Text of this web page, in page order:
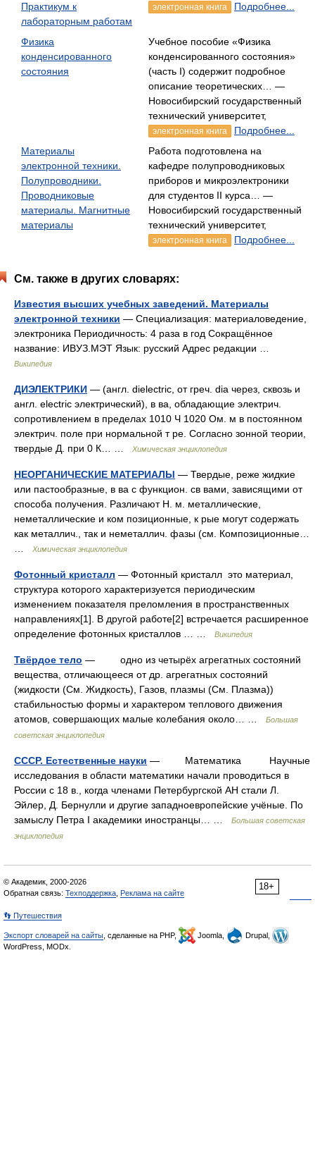
Практикум к
лабораторным работам
электронная книга Подробнее...
Физика
конденсированного
состояния
Учебное пособие «Физика
конденсированного состояния»
(часть I) содержит подробное
описание теоретических… —
Новосибирский государственный
технический университет,
электронная книга
Подробнее...
Материалы
электронной техники.
Полупроводники.
Проводниковые
материалы. Магнитные
материалы
Работа подготовлена на
кафедре полупроводниковых
приборов и микроэлектроники
для студентов II курса… —
Новосибирский государственный
технический университет,
электронная книга Подробнее...
См. также в других словарях:
Известия высших учебных заведений. Материалы
электронной техники — Специализация: материаловедение,
электроника Периодичность: 4 раза в год Сокращённое
название: ИВУЗ.МЭТ Язык: русский Адрес редакции …
Википедия
ДИЭЛЕКТРИКИ — (англ. dielectric, от греч. dia через, сквозь и
англ. electric электрический), в ва, обладающие электрич.
сопротивлением в пределах 1010 Ч 1020 Ом. м в постоянном
электрич. поле при нормальной т ре. Согласно зонной теории,
твердые Д. при 0 К… …
Химическая энциклопедия
НЕОРГАНИЧЕСКИЕ МАТЕРИАЛЫ — Твердые, реже жидкие
или пастообразные, в ва с функцион. св вами, зависящими от
способа получения. Различают Н. м. металлические,
неметаллические и ком позиционные, к рые могут содержать
как металлич., так и неметаллич. фазы (см. Композиционные…
Химическая энциклопедия
Фотонный кристалл — Фотонный кристалл это материал,
структура которого характеризуется периодическим
изменением показателя преломления в пространственных
направлениях[1]. В другой работе[2] встречается расширенное
определение фотонных кристаллов … …
Википедия
Твёрдое тело — одно из четырёх агрегатных состояний
вещества, отличающееся от др. агрегатных состояний
(жидкости (См. Жидкость), Газов, плазмы (См. Плазма))
стабильностью формы и характером теплового движения
атомов, совершающих малые колебания около… …
Большая
советская энциклопедия
СССР. Естественные науки — Математика Научные
исследования в области математики начали проводиться в
России с 18 в., когда членами Петербургской АН стали Л.
Эйлер, Д. Бернулли и другие западноевропейские учёные. По
замыслу Петра I академики иностранцы… …
Большая советская
энциклопедия
18+
© Академик, 2000-2026
Обратная связь: Техподдержка Реклама на сайте
👣 Путешествия
Экспорт словарей на сайты , сделанные на PHP, Joomla,
Drupal,
WordPress, MODx.